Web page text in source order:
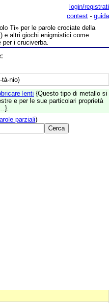
login/registrati
contest - guida
Ti» per le parole crociate della
e altri giochi enigmistici come
per i cruciverba.
tà-nio)
lenti {Questo tipo di metallo si
e per le sue particolari proprietà
parziali)